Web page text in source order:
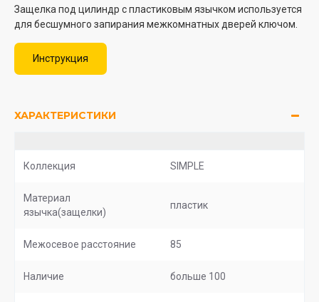
Защелка под цилиндр с пластиковым язычком используется
для бесшумного запирания межкомнатных дверей ключом.
Инструкция
ХАРАКТЕРИСТИКИ
Коллекция SIMPLE
Материал
язычка(защелки)
пластик
Межосевое расстояние 85
Наличие больше 100